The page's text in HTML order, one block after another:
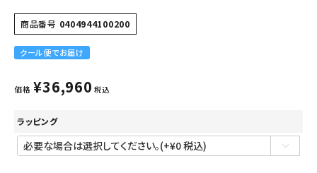
商品番号 0404944100200
クール便でお届け
価格 ¥36,960 税込
ラッピング